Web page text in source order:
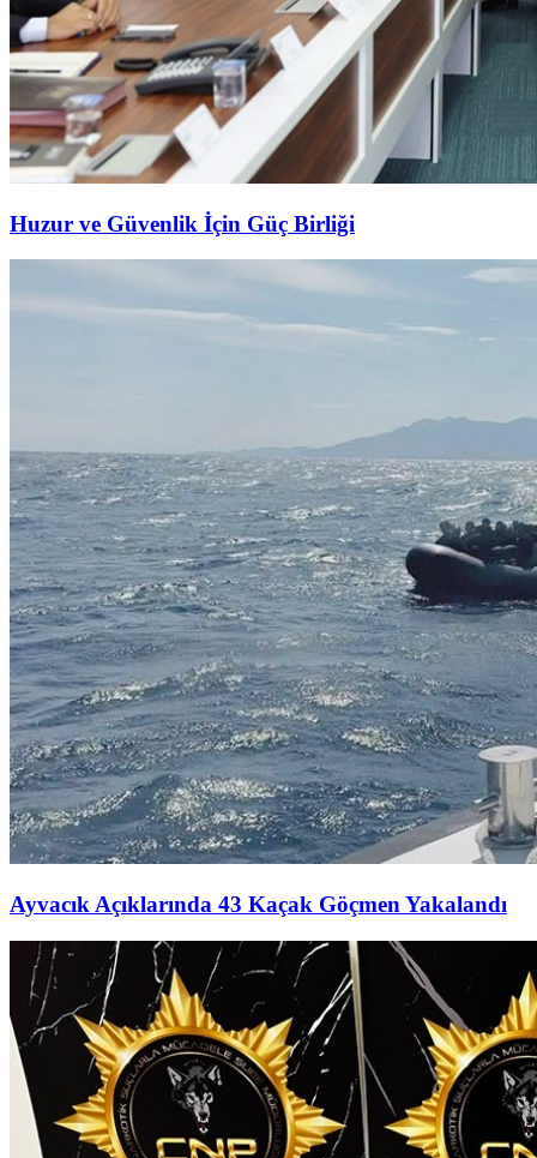
Huzur ve Güvenlik İçin Güç Birliği
Ayvacık Açıklarında 43 Kaçak Göçmen Yakalandı